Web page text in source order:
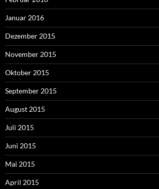
Januar 2016
Dezember 2015
November 2015
Oktober 2015
September 2015
August 2015
Juli 2015
Juni 2015
Mai 2015
April 2015